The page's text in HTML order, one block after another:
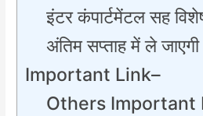
इंटर कंपार्टमेंटल सह
अंतिम सप्ताह में ले
Important Link–
Others Important